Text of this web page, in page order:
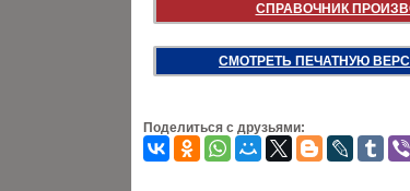
СПРАВОЧНИК
СМОТРЕТЬ ПЕЧАТНУЮ
Поделиться с друзьями: